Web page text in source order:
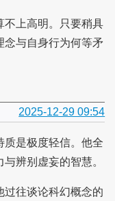
不上高明。只要稍具
念与自身行为何等矛
2025-12-29 09:54
质是极度轻信。他全
辨别虚妄的智慧。
过往谈论科幻概念的